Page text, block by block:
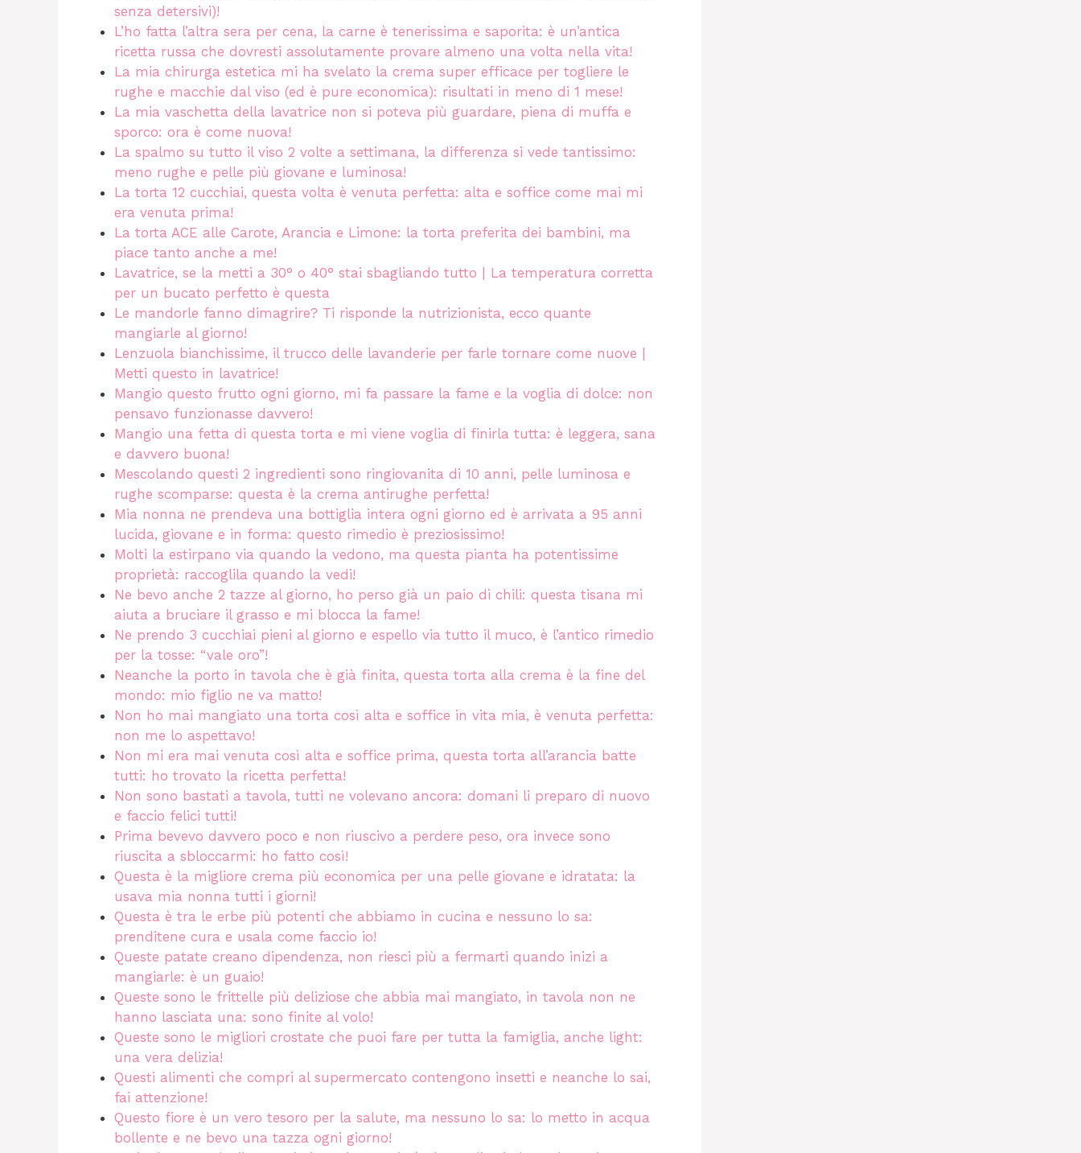
senza detersivi)!
L’ho fatta l’altra sera per cena, la carne è tenerissima e saporita: è un’antica
ricetta russa che dovresti assolutamente provare almeno una volta nella vita!
La mia chirurga estetica mi ha svelato la crema super efficace per togliere le
rughe e macchie dal viso (ed è pure economica): risultati in meno di 1 mese!
La mia vaschetta della lavatrice non si poteva più guardare, piena di muffa e
sporco: ora è come nuova!
La spalmo su tutto il viso 2 volte a settimana, la differenza si vede tantissimo:
meno rughe e pelle più giovane e luminosa!
La torta 12 cucchiai, questa volta è venuta perfetta: alta e soffice come mai mi
era venuta prima!
La torta ACE alle Carote, Arancia e Limone: la torta preferita dei bambini, ma
piace tanto anche a me!
Lavatrice, se la metti a 30° o 40° stai sbagliando tutto | La temperatura corretta
per un bucato perfetto è questa
Le mandorle fanno dimagrire? Ti risponde la nutrizionista, ecco quante
mangiarle al giorno!
Lenzuola bianchissime, il trucco delle lavanderie per farle tornare come nuove |
Metti questo in lavatrice!
Mangio questo frutto ogni giorno, mi fa passare la fame e la voglia di dolce: non
pensavo funzionasse davvero!
Mangio una fetta di questa torta e mi viene voglia di finirla tutta: è leggera, sana
e davvero buona!
Mescolando questi 2 ingredienti sono ringiovanita di 10 anni, pelle luminosa e
rughe scomparse: questa è la crema antirughe perfetta!
Mia nonna ne prendeva una bottiglia intera ogni giorno ed è arrivata a 95 anni
lucida, giovane e in forma: questo rimedio è preziosissimo!
Molti la estirpano via quando la vedono, ma questa pianta ha potentissime
proprietà: raccoglila quando la vedi!
Ne bevo anche 2 tazze al giorno, ho perso già un paio di chili: questa tisana mi
aiuta a bruciare il grasso e mi blocca la fame!
Ne prendo 3 cucchiai pieni al giorno e espello via tutto il muco, è l’antico rimedio
per la tosse: “vale oro”!
Neanche la porto in tavola che è già finita, questa torta alla crema è la fine del
mondo: mio figlio ne va matto!
Non ho mai mangiato una torta così alta e soffice in vita mia, è venuta perfetta:
non me lo aspettavo!
Non mi era mai venuta così alta e soffice prima, questa torta all’arancia batte
tutti: ho trovato la ricetta perfetta!
Non sono bastati a tavola, tutti ne volevano ancora: domani li preparo di nuovo
e faccio felici tutti!
Prima bevevo davvero poco e non riuscivo a perdere peso, ora invece sono
riuscita a sbloccarmi: ho fatto così!
Questa è la migliore crema più economica per una pelle giovane e idratata: la
usava mia nonna tutti i giorni!
Questa è tra le erbe più potenti che abbiamo in cucina e nessuno lo sa:
prenditene cura e usala come faccio io!
Queste patate creano dipendenza, non riesci più a fermarti quando inizi a
mangiarle: è un guaio!
Queste sono le frittelle più deliziose che abbia mai mangiato, in tavola non ne
hanno lasciata una: sono finite al volo!
Queste sono le migliori crostate che puoi fare per tutta la famiglia, anche light:
una vera delizia!
Questi alimenti che compri al supermercato contengono insetti e neanche lo sai,
fai attenzione!
Questo fiore è un vero tesoro per la salute, ma nessuno lo sa: lo metto in acqua
bollente e ne bevo una tazza ogni giorno!